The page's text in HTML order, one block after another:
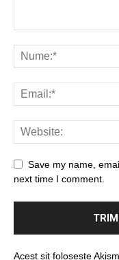
Save my name,
next time I comment.
Acest sit folosește